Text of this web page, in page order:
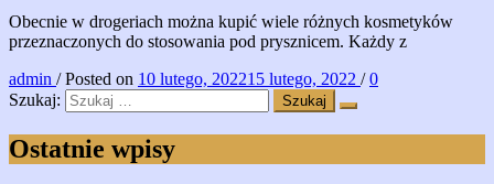
Obecnie w drogeriach można kupić wiele różnych kosmetyków
przeznaczonych do stosowania pod prysznicem. Każdy z
admin / Posted on 10 lutego, 202215 lutego, 2022 / 0
Szukaj:
Ostatnie wpisy